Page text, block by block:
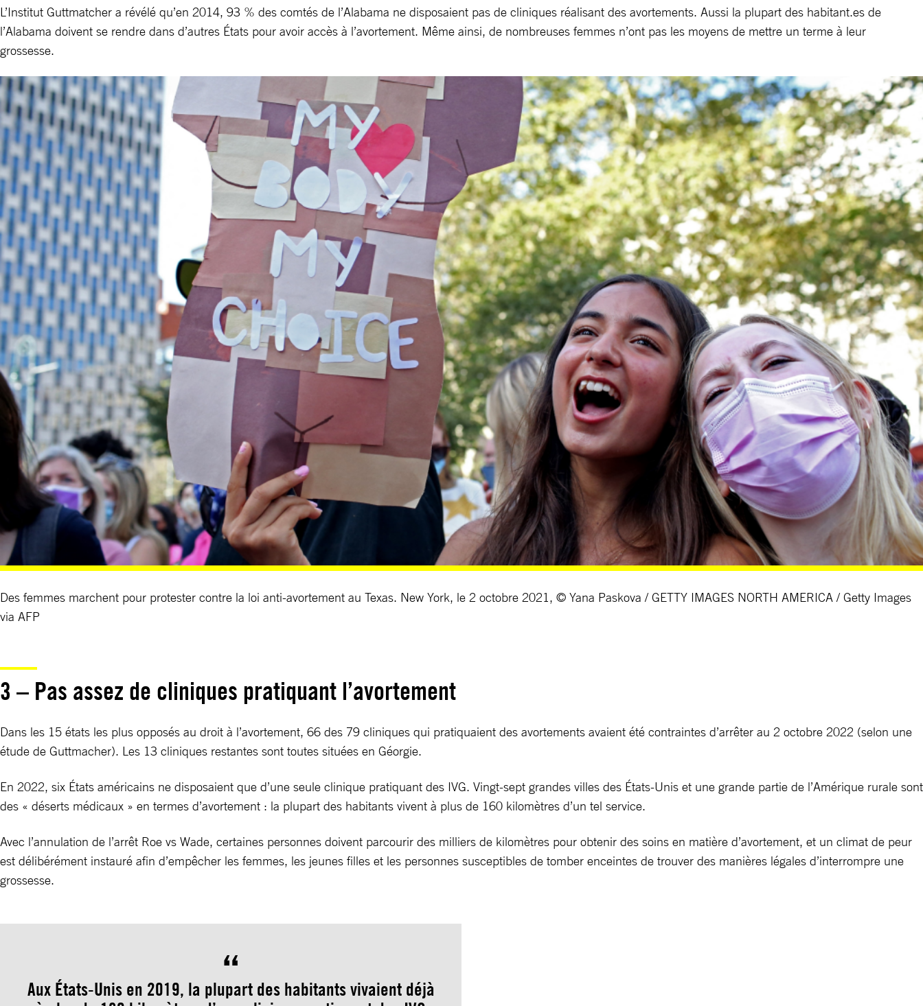
L’Institut Guttmatcher a révélé qu’en 2014, 93 % des comtés de l’Alabama ne disposaient pas de cliniques réalisant des avortements. Aussi la plupart des habitant.es de
l’Alabama doivent se rendre dans d’autres États pour avoir accès à l’avortement. Même ainsi, de nombreuses femmes n’ont pas les moyens de mettre un terme à leur
grossesse.
Des femmes marchent pour protester contre la loi anti-avortement au Texas. New York, le 2 octobre 2021, © Yana Paskova / GETTY IMAGES NORTH AMERICA / Getty Images
via AFP
3 – Pas assez de cliniques pratiquant l’avortement
Dans les 15 états les plus opposés au droit à l’avortement, 66 des 79 cliniques qui pratiquaient des avortements avaient été contraintes d’arrêter au 2 octobre 2022 (selon une
étude de Guttmacher). Les 13 cliniques restantes sont toutes situées en Géorgie.
En 2022, six États américains ne disposaient que d’une seule clinique pratiquant des IVG. Vingt-sept grandes villes des États-Unis et une grande partie de l’Amérique rurale sont
des « déserts médicaux » en termes d’avortement : la plupart des habitants vivent à plus de 160 kilomètres d’un tel service.
Avec l’annulation de l’arrêt Roe vs Wade, certaines personnes doivent parcourir des milliers de kilomètres pour obtenir des soins en matière d’avortement, et un climat de peur
est délibérément instauré afin d’empêcher les femmes, les jeunes filles et les personnes susceptibles de tomber enceintes de trouver des manières légales d’interrompre une
grossesse.
Aux États-Unis en 2019, la plupart des habitants vivaient déjà